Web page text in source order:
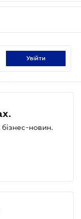
увійти
бізнес-новин.